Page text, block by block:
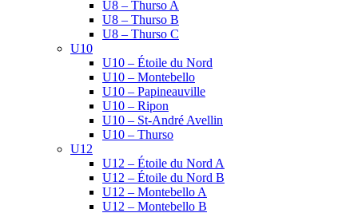
U8 – Thurso A
U8 – Thurso B
U8 – Thurso C
U10
U10 – Étoile du Nord
U10 – Montebello
U10 – Papineauville
U10 – Ripon
U10 – St-André Avellin
U10 – Thurso
U12
U12 – Étoile du Nord A
U12 – Étoile du Nord B
U12 – Montebello A
U12 – Montebello B